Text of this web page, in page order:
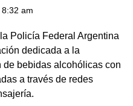
8:32 am
Policía Federal Argentina
dedicada a la
bebidas alcohólicas con
a través de redes